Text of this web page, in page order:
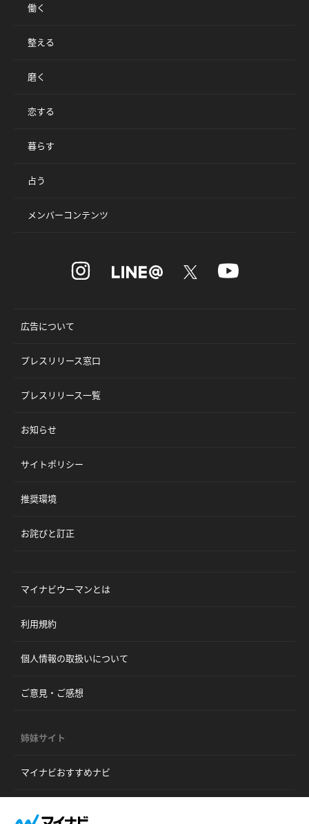
働く
整える
磨く
恋する
暮らす
占う
メンバーコンテンツ
広告について
プレスリリース窓口
プレスリリース一覧
お知らせ
サイトポリシー
推奨環境
お詫びと訂正
マイナビウーマンとは
利用規約
個人情報の取扱いについて
ご意見・ご感想
姉妹サイト
マイナビおすすめナビ